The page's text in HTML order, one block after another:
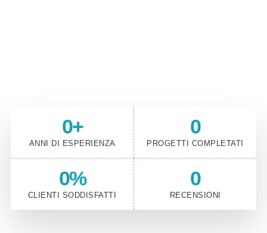
ANNI DI ESPERIENZA
0+
PROGETTI COMPLETATI
0
CLIENTI SODDISFATTI
0%
RECENSIONI
0